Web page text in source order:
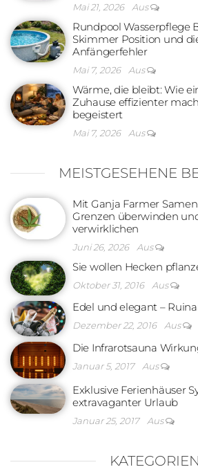
Mai 21, 2026 Aus
Rundpool Wasserpflege
Skimmer Position und
Anfängerfehler
Mai 7, 2026 Aus
Wärme, die bleibt: Wie
Zuhause effizienter
begeistert
Mai 7, 2026 Aus
MEISTGESEHENE
Mit Ganja Farmer
Grenzen überwinden
verwirklichen
Juni 26, 2026 Aus
Sie wollen Hecken
Oktober 31, 2016 Aus
Edel und elegant –
Dezember 22, 2016 Aus
Die Infrarotsauna
Januar 5, 2017 Aus
Exklusive Ferienhäuser
extravaganter Urlaub
Januar 25, 2017 Aus
KATEGORIEN